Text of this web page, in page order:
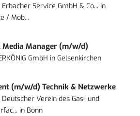
Service GmbH & Co... in
/ Mob...
Media Manager (m/w/d)
GmbH inGelsenkirchen
(m/w/d) Technik & Netzwerke
Deutscher Verein des Gas- und
in Bonn